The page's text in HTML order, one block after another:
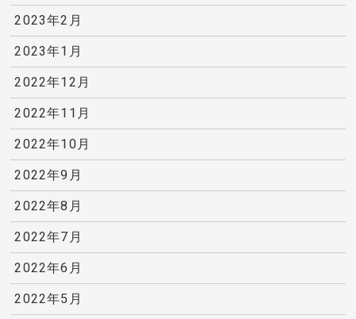
2023年2月
2023年1月
2022年12月
2022年11月
2022年10月
2022年9月
2022年8月
2022年7月
2022年6月
2022年5月